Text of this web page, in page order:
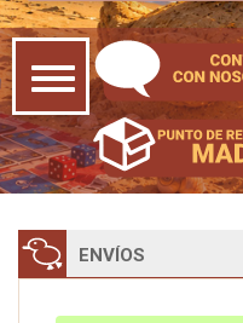
ENVÍOS